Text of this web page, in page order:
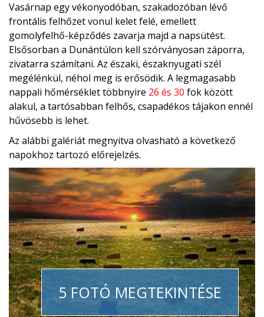
Vasárnap egy vékonyodóban, szakadozóban lévő
frontális felhőzet vonul kelet felé, emellett
gomolyfelhő-képződés zavarja majd a napsütést.
Elsősorban a Dunántúlon kell szórványosan záporra,
zivatarra számítani. Az északi, északnyugati szél
megélénkül, néhol meg is erősödik. A legmagasabb
nappali hőmérséklet többnyire 26 és 30 fok között
alakul, a tartósabban felhős, csapadékos tájakon ennél
hűvösebb is lehet.
Az alábbi galériát megnyitva olvasható a következő
napokhoz tartozó előrejelzés.
5 FOTÓ MEGTEKINTÉSE